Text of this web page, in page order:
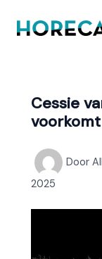
naar
Cessie
Door
2025